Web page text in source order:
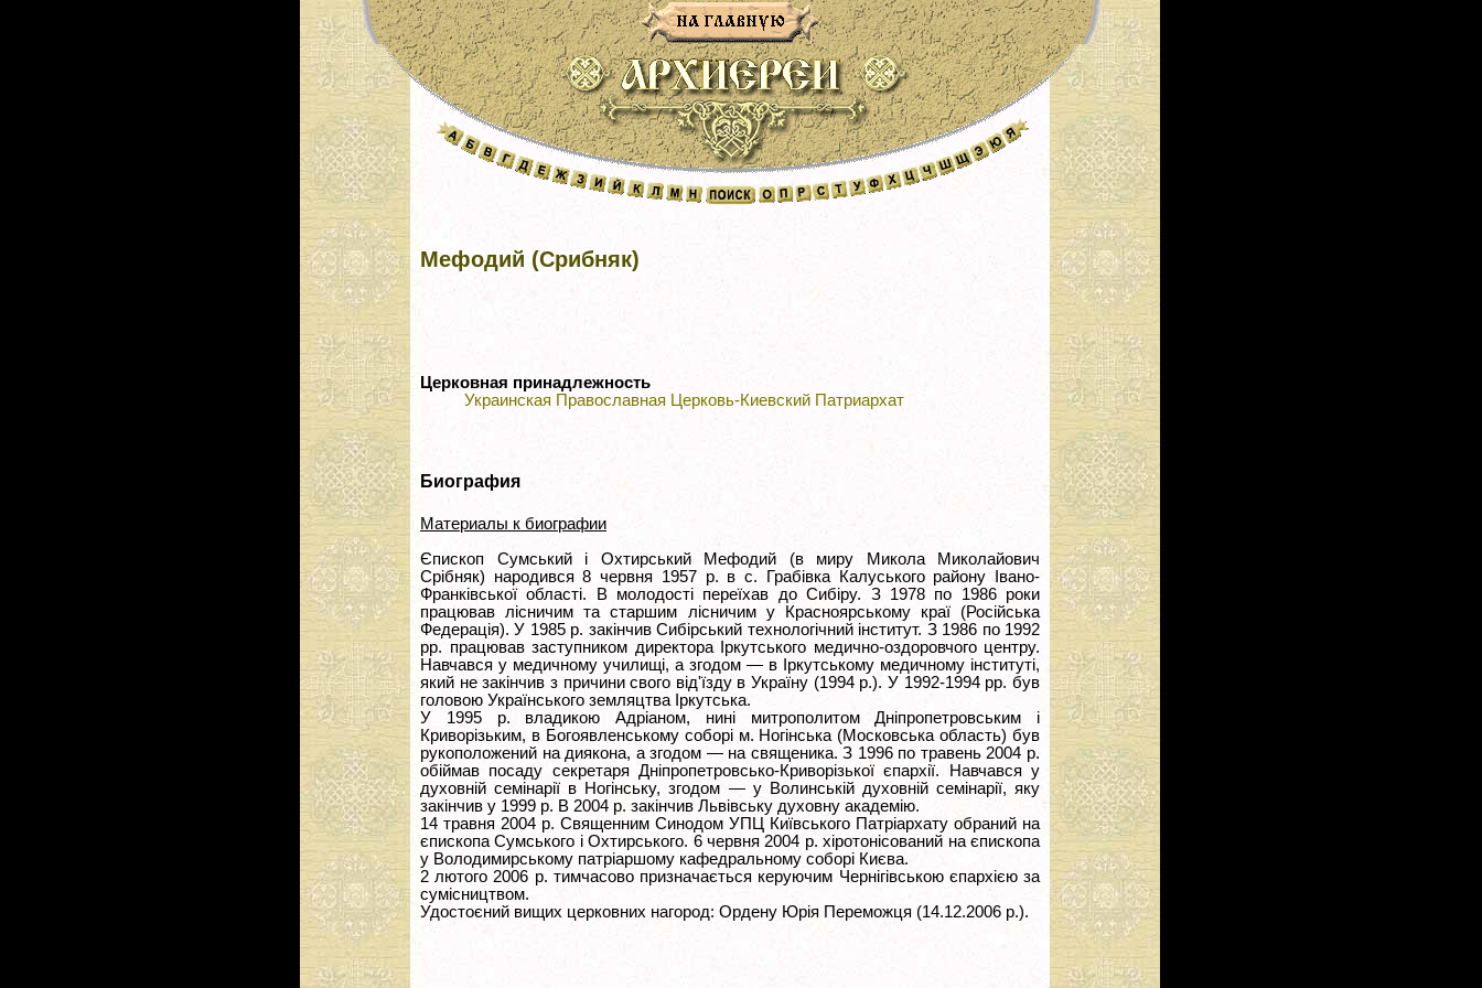
Мефодий (Срибняк)
Церковная принадлежность
Украинская Православная Церковь-Киевский Патриархат
Биография
Материалы к биографии
Єпископ Сумський і Охтирський Мефодий (в миру Микола Миколайович
Срібняк) народився 8 червня 1957 р. в с. Грабівка Калуського району Івано-
Франківської області. В молодості переїхав до Сибіру. З 1978 по 1986 роки
працював лісничим та старшим лісничим у Красноярському краї (Російська
Федерація). У 1985 р. закінчив Сибірський технологічний інститут. З 1986 по 1992
рр. працював заступником директора Іркутського медично-оздоровчого центру.
Навчався у медичному училищі, а згодом — в Іркутському медичному інституті,
який не закінчив з причини свого від'їзду в Україну (1994 р.). У 1992-1994 рр. був
головою Українського земляцтва Іркутська.
У 1995 р. владикою Адріаном, нині митрополитом Дніпропетровським і
Криворізьким, в Богоявленському соборі м. Ногінська (Московська область) був
рукоположений на диякона, а згодом — на священика. З 1996 по травень 2004 р.
обіймав посаду секретаря Дніпропетровсько-Криворізької єпархії. Навчався у
духовній семінарії в Ногінську, згодом — у Волинській духовній семінарії, яку
закінчив у 1999 р. В 2004 р. закінчив Львівську духовну академію.
14 травня 2004 р. Священним Синодом УПЦ Київського Патріархату обраний на
єпископа Сумського і Охтирського. 6 червня 2004 р. хіротонісований на єпископа
у Володимирському патріаршому кафедральному соборі Києва.
2 лютого 2006 р. тимчасово призначається керуючим Чернігівською єпархією за
сумісництвом.
Удостоєний вищих церковних нагород: Ордену Юрія Переможця (14.12.2006 р.).